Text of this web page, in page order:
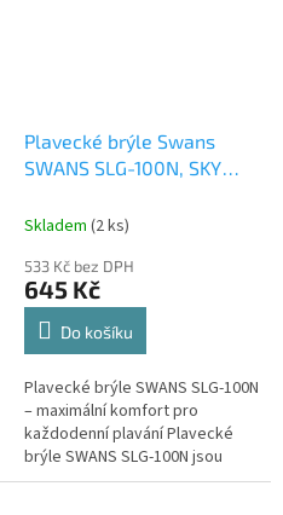
Plavecké brýle Swans
SWANS SLG-100N, SKY
Skladem (2 ks)
533 Kč bez DPH
645 Kč
Do košíku
Plavecké brýle SWANS SLG-100N
– maximální komfort pro
každodenní plavání Plavecké
brýle SWANS SLG-100N jsou
ideální volbou pro rekreační i